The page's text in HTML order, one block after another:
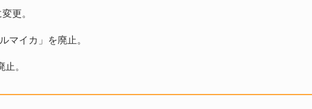
更。
マイカ」を廃止。
。